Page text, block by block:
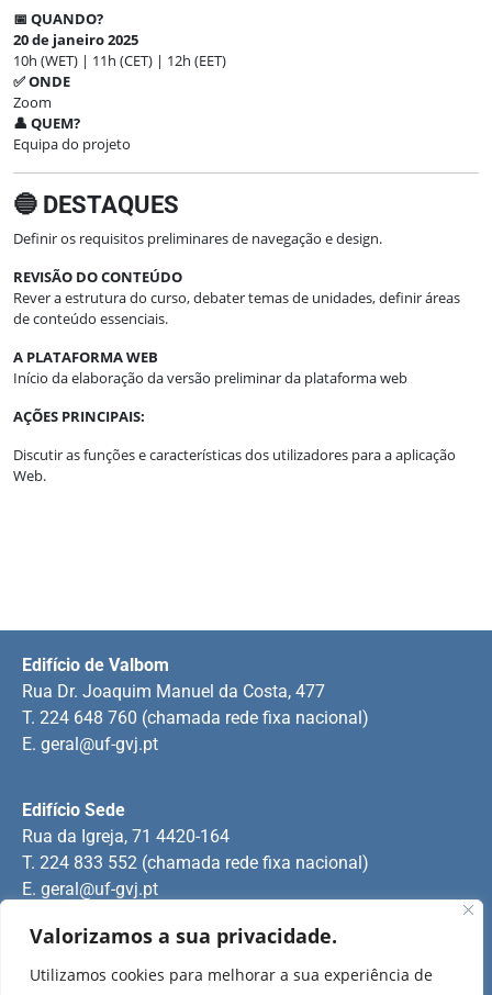
Valorizamos a sua privacidade.
Utilizamos cookies para melhorar a sua experiência de
📅 QUANDO?
20 de janeiro 2025
10h (WET) | 11h (CET) | 12h (EET)
✅ ONDE
Zoom
👤 QUEM?
Equipa do projeto
🔵 DESTAQUES
Definir os requisitos preliminares de navegação e design.
REVISÃO DO CONTEÚDO
Rever a estrutura do curso, debater temas de unidades, definir áreas
de conteúdo essenciais.
A PLATAFORMA WEB
Início da elaboração da versão preliminar da plataforma web
AÇÕES PRINCIPAIS:
Discutir as funções e características dos utilizadores para a aplicação
Web.
Rua Manuel Pinto Martins
Edifício Sede
Rua da Igreja, 71 4420-164
T. 224 833 552 (chamada rede fixa nacional)
E. geral@uf-gvj.pt
Edifício de Valbom
Rua Dr. Joaquim Manuel da Costa, 477
T. 224 648 760 (chamada rede fixa nacional)
E. geral@uf-gvj.pt